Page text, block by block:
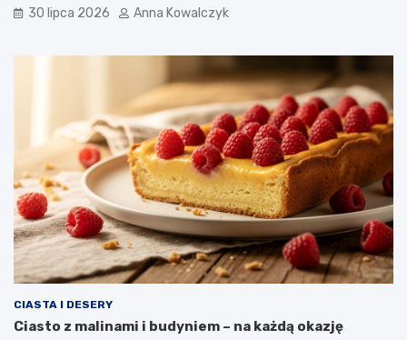
30 lipca 2026 Anna Kowalczyk
CIASTA I DESERY
Ciasto z malinami i budyniem – na każdą okazję